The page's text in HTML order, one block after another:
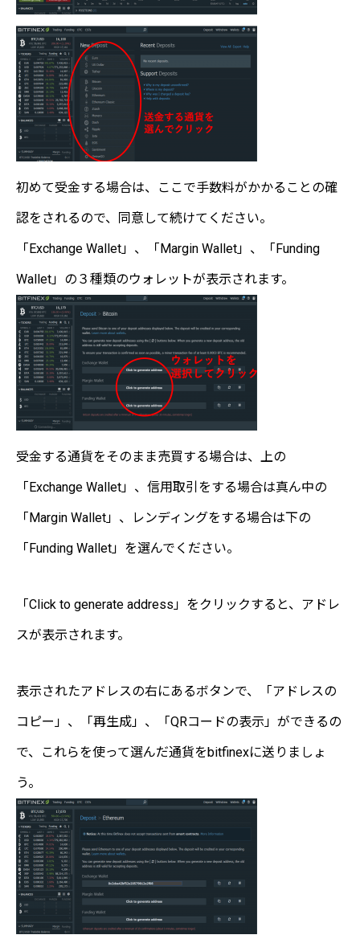
初めて受金する場合は、ここで手数料がかかることの確
認をされるので、同意して続けてください。
「Exchange Wallet」、「Margin Wallet」、「Funding
Wallet」の３種類のウォレットが表示されます。
受金する通貨をそのまま売買する場合は、上の
「Exchange Wallet」、信用取引をする場合は真ん中の
「Margin Wallet」、レンディングをする場合は下の
「Funding Wallet」を選んでください。
「Click to generate address」をクリックすると、アドレ
スが表示されます。
表示されたアドレスの右にあるボタンで、「アドレスの
コピー」、「再生成」、「QRコードの表示」ができるの
で、これらを使って選んだ通貨をbitfinexに送りましょ
う。